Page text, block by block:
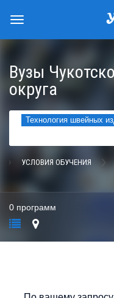
Вузы
округа
Технология швейных
УСЛОВИЯ ОБУЧЕНИЯ
0 программ